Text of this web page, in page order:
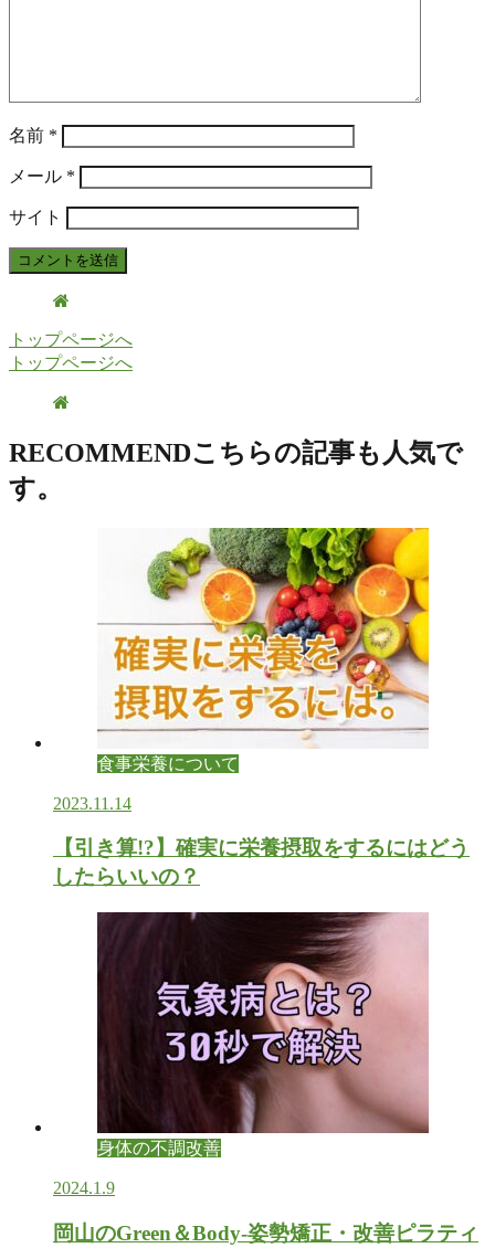
名前 *
メール *
サイト
トップページへ
トップページへ
RECOMMENDこちらの記事も人気で
す。
食事栄養について
2023.11.14
【引き算!?】確実に栄養摂取をするにはどう
したらいいの？
身体の不調改善
2024.1.9
岡山のGreen＆Body-姿勢矯正・改善ピラティ